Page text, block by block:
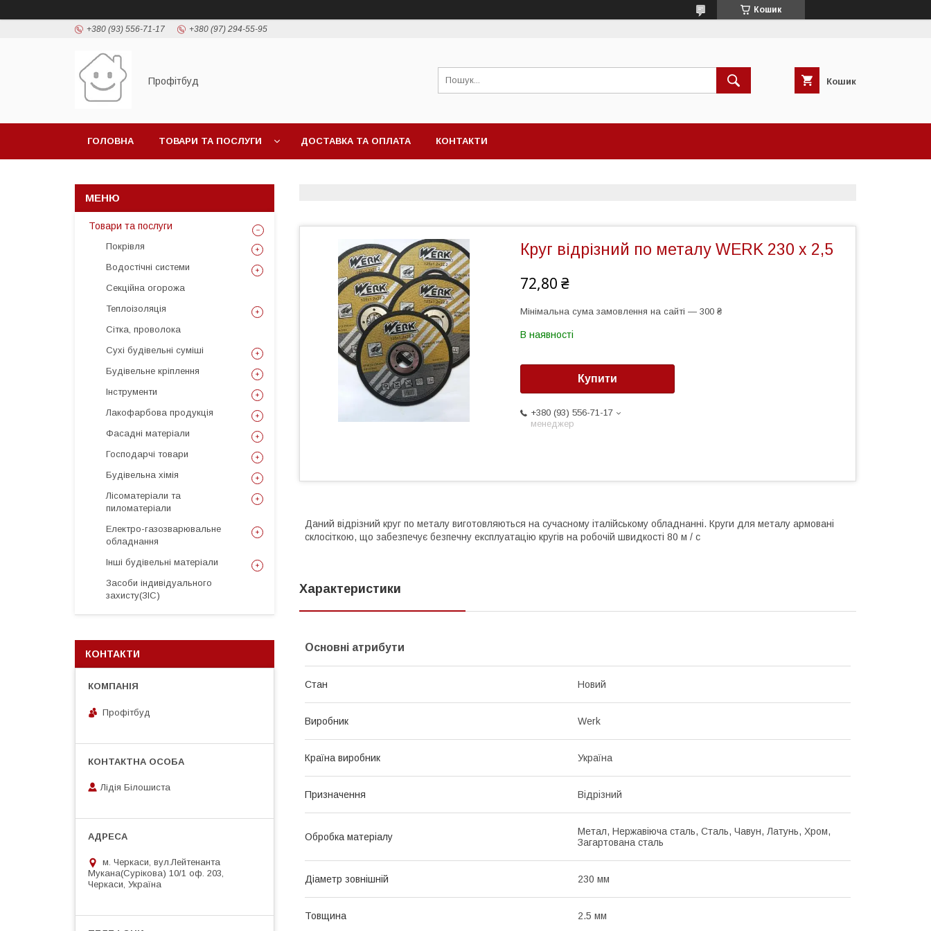
Кошик
+380 (93) 556-71-17 +380 (97) 294-55-95
Профітбуд Кошик
ГОЛОВНА ТОВАРИ ТА ПОСЛУГИ ДОСТАВКА ТА ОПЛАТА КОНТАКТИ
Круг відрізний по металу WERK 230 х 2,5
72,80 ₴
Мінімальна сума замовлення на сайті — 300 ₴
В наявності
Купити
+380 (93) 556-71-17
менеджер
Даний відрізний круг по металу виготовляються на сучасному італійському обладнанні. Круги для металу армовані
склосіткою, що забезпечує безпечну експлуатацію кругів на робочій швидкості 80 м / с
Характеристики
Основні атрибути
Стан Новий
Виробник Werk
Країна виробник Україна
Призначення Відрізний
Обробка матеріалу
Метал, Нержавіюча сталь, Сталь, Чавун, Латунь, Хром,
Загартована сталь
Діаметр зовнішній 230 мм
Товщина 2.5 мм
Товари та послуги
Покрівля
Водостічні системи
Секційна огорожа
Теплоізоляція
Сітка, проволока
Сухі будівельні суміші
Будівельне кріплення
Інструменти
Лакофарбова продукція
Фасадні матеріали
Господарчі товари
Будівельна хімія
Лісоматеріали та
пиломатеріали
Електро-газозварювальне
обладнання
Інші будівельні матеріали
Засоби індивідуального
захисту(ЗІС)
КОНТАКТИ
Профітбуд
Лідія Білошиста
м. Черкаси, вул.Лейтенанта
Мукана(Сурікова) 10/1 оф. 203,
Черкаси, Україна